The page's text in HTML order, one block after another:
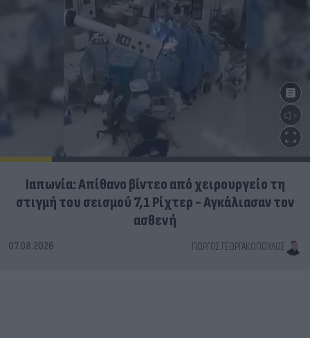
Ιαπωνία: Απίθανο βίντεο από χειρουργείο τη
στιγμή του σεισμού 7,1 Ρίχτερ - Αγκάλιασαν τον
ασθενή
07.08.2026 ΓΙΏΡΓΟΣ ΓΕΩΡΓΑΚΌΠΟΥΛΟΣ